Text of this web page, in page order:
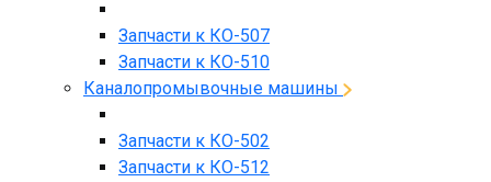
Запчасти к КО-507
Запчасти к КО-510
Каналопромывочные машины
Запчасти к КО-502
Запчасти к КО-512